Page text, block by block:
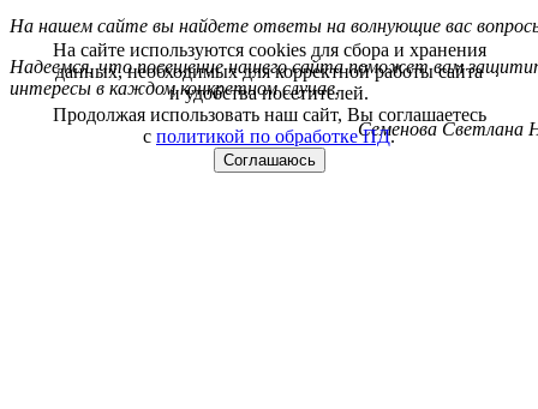
На нашем сайте вы найдете ответы на волнующие вас
Надеемся, что посещение нашего сайта поможет вам
интересы в каждом конкретном случае.
Семенова Светлана
На сайте используются cookies для сбора и хранения
данных, необходимых для корректной работы сайта
и удобства посетителей.
Продолжая использовать наш сайт, Вы соглашаетесь
с политикой по обработке ПД.
Соглашаюсь